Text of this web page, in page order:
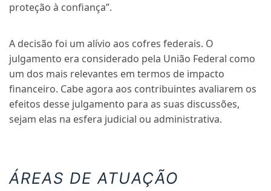
proteção à confiança”.
A decisão foi um alívio aos cofres federais. O
julgamento era considerado pela União Federal como
um dos mais relevantes em termos de impacto
financeiro. Cabe agora aos contribuintes avaliarem os
efeitos desse julgamento para as suas discussões,
sejam elas na esfera judicial ou administrativa.
ÁREAS DE ATUAÇÃO